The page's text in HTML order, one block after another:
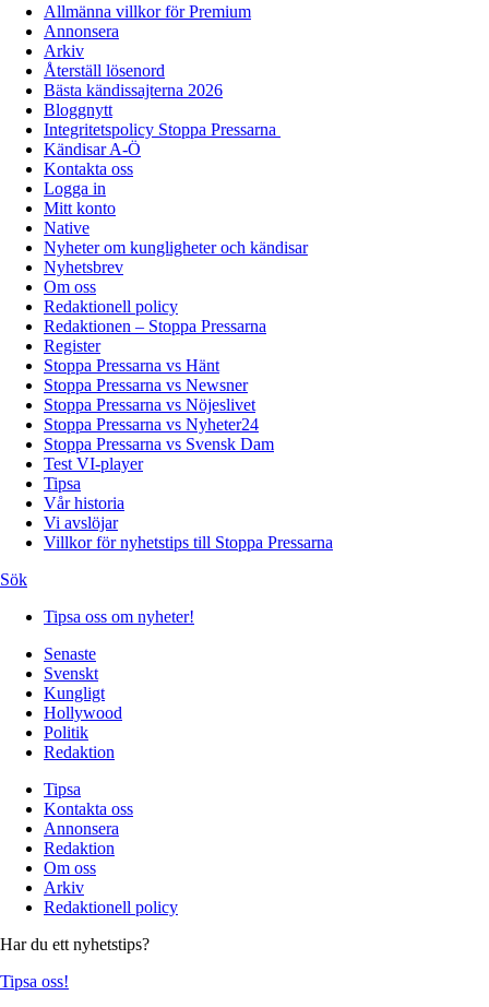
Allmänna villkor för Premium
Annonsera
Arkiv
Återställ lösenord
Bästa kändissajterna 2026
Bloggnytt
Integritetspolicy Stoppa Pressarna
Kändisar A-Ö
Kontakta oss
Logga in
Mitt konto
Native
Nyheter om kungligheter och kändisar
Nyhetsbrev
Om oss
Redaktionell policy
Redaktionen – Stoppa Pressarna
Register
Stoppa Pressarna vs Hänt
Stoppa Pressarna vs Newsner
Stoppa Pressarna vs Nöjeslivet
Stoppa Pressarna vs Nyheter24
Stoppa Pressarna vs Svensk Dam
Test VI-player
Tipsa
Vår historia
Vi avslöjar
Villkor för nyhetstips till Stoppa Pressarna
Sök
Tipsa oss om nyheter!
Senaste
Svenskt
Kungligt
Hollywood
Politik
Redaktion
Tipsa
Kontakta oss
Annonsera
Redaktion
Om oss
Arkiv
Redaktionell policy
Har du ett nyhetstips?
Tipsa oss!